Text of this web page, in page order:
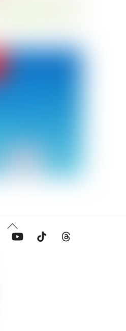
Back
To
Linkedin YouTube Tiktok